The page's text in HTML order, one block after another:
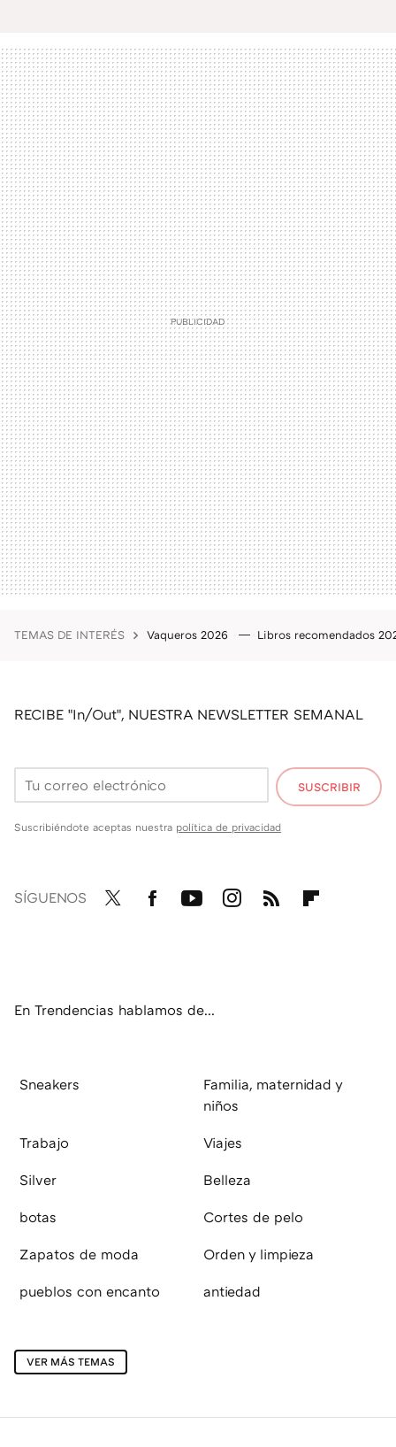
TEMAS DE INTERÉS Vaqueros 2026 Libros recomendados
RECIBE "In/Out", NUESTRA NEWSLETTER SEMANAL
SUSCRIBIR
Suscribiéndote aceptas nuestra política de privacidad
SÍGUENOS
En Trendencias hablamos de...
Sneakers
Familia, maternidad y
niños
Trabajo Viajes
Silver Belleza
botas Cortes de pelo
Zapatos de moda Orden y limpieza
pueblos con encanto antiedad
VER MÁS TEMAS